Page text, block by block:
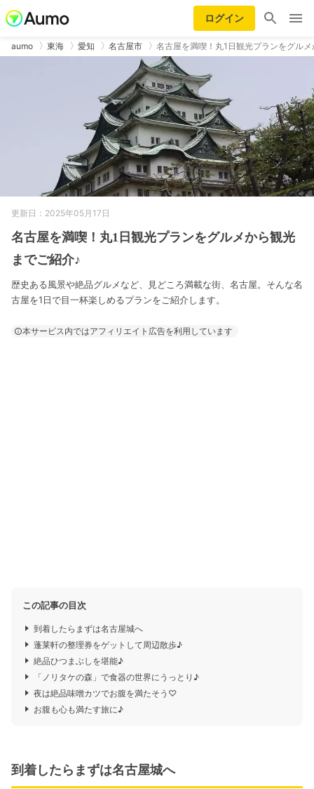
ログイン
aumo 東海 愛知 名古屋市 名古屋を満喫！丸1日観光プランをグル
更新日：2025年05月17日
名古屋を満喫！丸1日観光プランをグルメから観光
までご紹介♪
歴史ある風景や絶品グルメなど、見どころ満載な街、名古屋。そんな名
古屋を1日で目一杯楽しめるプランをご紹介します。
本サービス内ではアフィリエイト広告を利用しています
この記事の目次
到着したらまずは名古屋城へ
蓬莱軒の整理券をゲットして周辺散歩♪
絶品ひつまぶしを堪能♪
「ノリタケの森」で食器の世界にうっとり♪
夜は絶品味噌カツでお腹を満たそう♡
お腹も心も満たす旅に♪
到着したらまずは名古屋城へ